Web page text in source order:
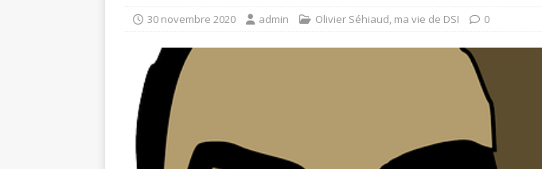
30 novembre 2020 admin Olivier Séhiaud, ma vie de DSI 0